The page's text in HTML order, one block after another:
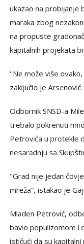
ukazao na probijanje
maraka zbog
na propuste
kapitalnih projekata
"Ne može više
zaključio je Arsenović.
Odbornik SNSD-a
trebalo pokrenuti
Petrovića u protekle
nesaradnju sa
"Grad nije jedan
mreža", istakao je
Mladen Petrović,
bavio populizomom i
ističući da su